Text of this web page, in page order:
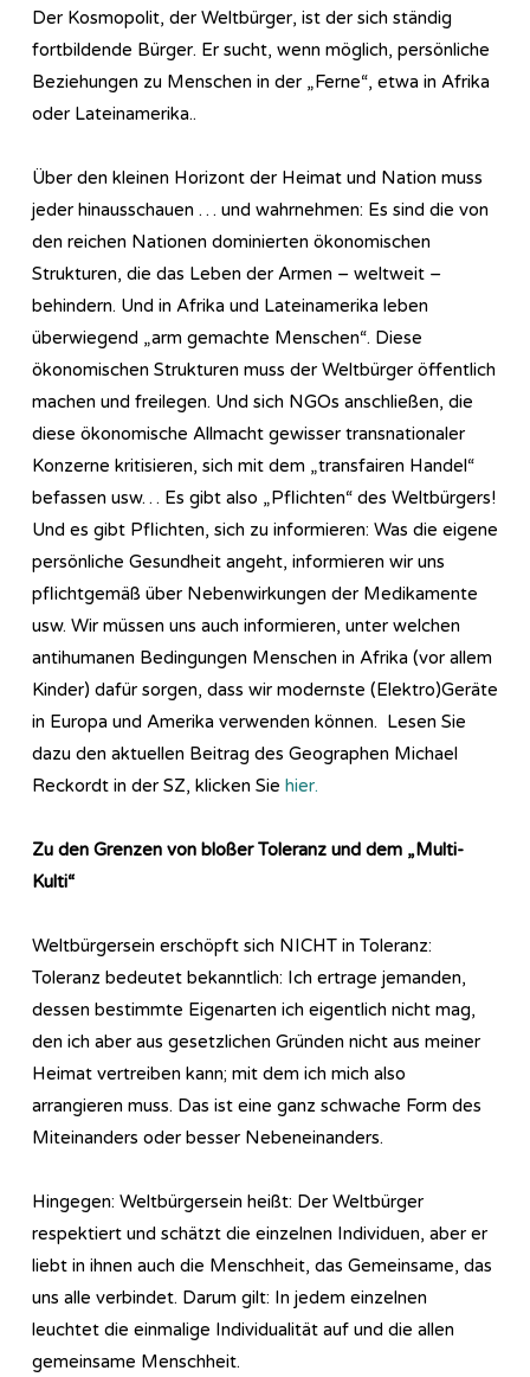
Der Kosmopolit, der Weltbürger, ist der sich ständig
fortbildende Bürger. Er sucht, wenn möglich, persönliche
Beziehungen zu Menschen in der „Ferne“, etwa in Afrika
oder Lateinamerika..
Über den kleinen Horizont der Heimat und Nation muss
jeder hinausschauen … und wahrnehmen: Es sind die von
den reichen Nationen dominierten ökonomischen
Strukturen, die das Leben der Armen – weltweit –
behindern. Und in Afrika und Lateinamerika leben
überwiegend „arm gemachte Menschen“. Diese
ökonomischen Strukturen muss der Weltbürger öffentlich
machen und freilegen. Und sich NGOs anschließen, die
diese ökonomische Allmacht gewisser transnationaler
Konzerne kritisieren, sich mit dem „transfairen Handel“
befassen usw… Es gibt also „Pflichten“ des Weltbürgers!
Und es gibt Pflichten, sich zu informieren: Was die eigene
persönliche Gesundheit angeht, informieren wir uns
pflichtgemäß über Nebenwirkungen der Medikamente
usw. Wir müssen uns auch informieren, unter welchen
antihumanen Bedingungen Menschen in Afrika (vor allem
Kinder) dafür sorgen, dass wir modernste (Elektro)Geräte
in Europa und Amerika verwenden können. Lesen Sie
dazu den aktuellen Beitrag des Geographen Michael
Reckordt in der SZ, klicken Sie hier.
Zu den Grenzen von bloßer Toleranz und dem „Multi-
Kulti“
Weltbürgersein erschöpft sich NICHT in Toleranz:
Toleranz bedeutet bekanntlich: Ich ertrage jemanden,
dessen bestimmte Eigenarten ich eigentlich nicht mag,
den ich aber aus gesetzlichen Gründen nicht aus meiner
Heimat vertreiben kann; mit dem ich mich also
arrangieren muss. Das ist eine ganz schwache Form des
Miteinanders oder besser Nebeneinanders.
Hingegen: Weltbürgersein heißt: Der Weltbürger
respektiert und schätzt die einzelnen Individuen, aber er
liebt in ihnen auch die Menschheit, das Gemeinsame, das
uns alle verbindet. Darum gilt: In jedem einzelnen
leuchtet die einmalige Individualität auf und die allen
gemeinsame Menschheit.